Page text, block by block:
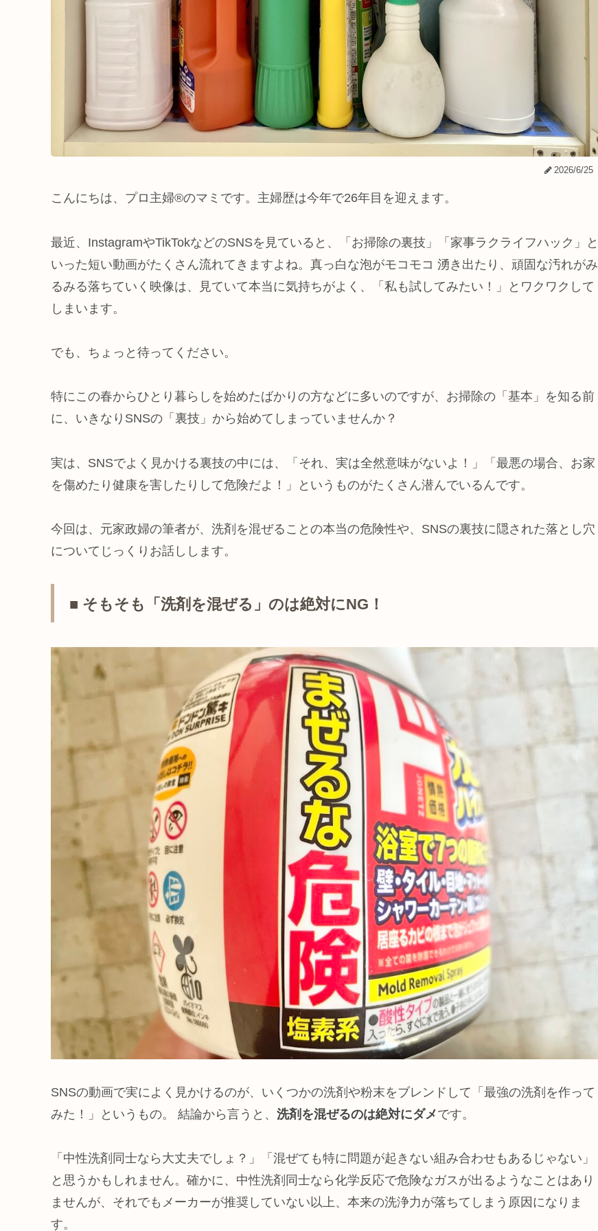
2026/6/25
こんにちは、プロ主婦®のマミです。主婦歴は今年で26年目を迎えます。
最近、InstagramやTikTokなどのSNSを見ていると、「お掃除の裏技」「家事ラクライフハック」と
いった短い動画がたくさん流れてきますよね。真っ白な泡がモコモコ 湧き出たり、頑固な汚れがみ
るみる落ちていく映像は、見ていて本当に気持ちがよく、「私も試してみたい！」とワクワクして
しまいます。
でも、ちょっと待ってください。
特にこの春からひとり暮らしを始めたばかりの方などに多いのですが、お掃除の「基本」を知る前
に、いきなりSNSの「裏技」から始めてしまっていませんか？
実は、SNSでよく見かける裏技の中には、「それ、実は全然意味がないよ！」「最悪の場合、お家
を傷めたり健康を害したりして危険だよ！」というものがたくさん潜んでいるんです。
今回は、元家政婦の筆者が、洗剤を混ぜることの本当の危険性や、SNSの裏技に隠された落とし穴
についてじっくりお話しします。
■ そもそも「洗剤を混ぜる」のは絶対にNG！
SNSの動画で実によく見かけるのが、いくつかの洗剤や粉末をブレンドして「最強の洗剤を作って
みた！」というもの。 結論から言うと、 洗剤を混ぜるのは絶対にダメです。
「中性洗剤同士なら大丈夫でしょ？」「混ぜても特に問題が起きない組み合わせもあるじゃない」
と思うかもしれません。確かに、中性洗剤同士なら化学反応で危険なガスが出るようなことはあり
ませんが、それでもメーカーが推奨していない以上、本来の洗浄力が落ちてしまう原因になりま
す。